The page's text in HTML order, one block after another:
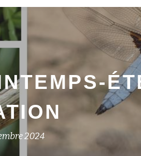
2024